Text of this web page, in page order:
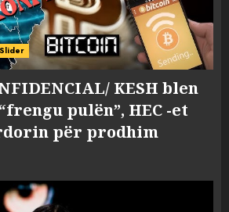
Slider
KESH blen
pulën”, HEC -et
për prodhim